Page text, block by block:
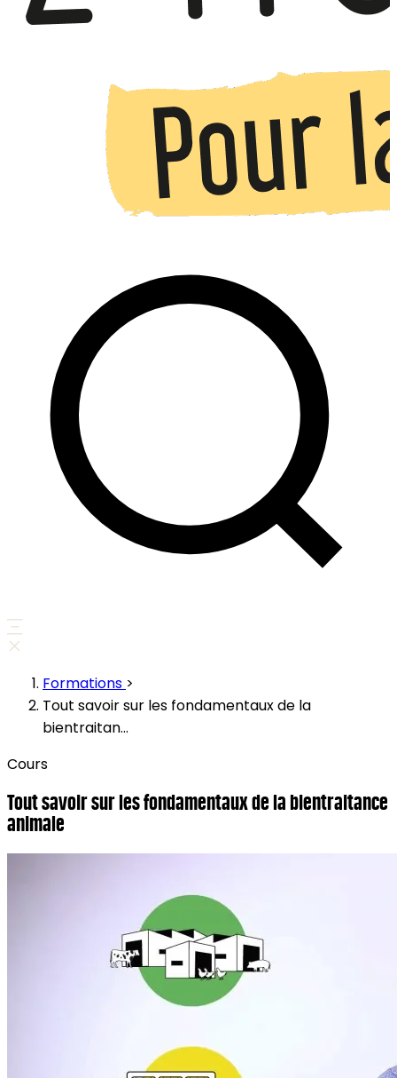
Formations >
Tout savoir sur les fondamentaux de la
bientraitan...
Cours
Tout savoir sur les fondamentaux de la bientraitance
animale